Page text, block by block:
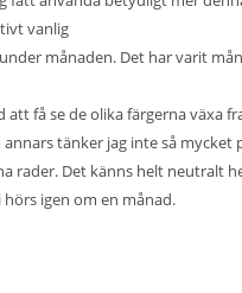
vanlig
månaden. Det har varit
få se de olika färgerna växa
tänker jag inte så
rader. Det känns helt neutralt
igen om en månad.